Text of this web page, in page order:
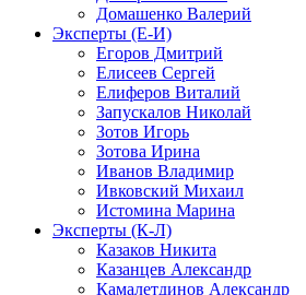
Домашенко Валерий
Эксперты (Е-И)
Егоров Дмитрий
Елисеев Сергей
Елиферов Виталий
Запускалов Николай
Зотов Игорь
Зотова Ирина
Иванов Владимир
Ивковский Михаил
Истомина Марина
Эксперты (К-Л)
Казаков Никита
Казанцев Александр
Камалетдинов Александр